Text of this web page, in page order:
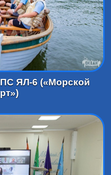
ЯЛ-6 («Морской